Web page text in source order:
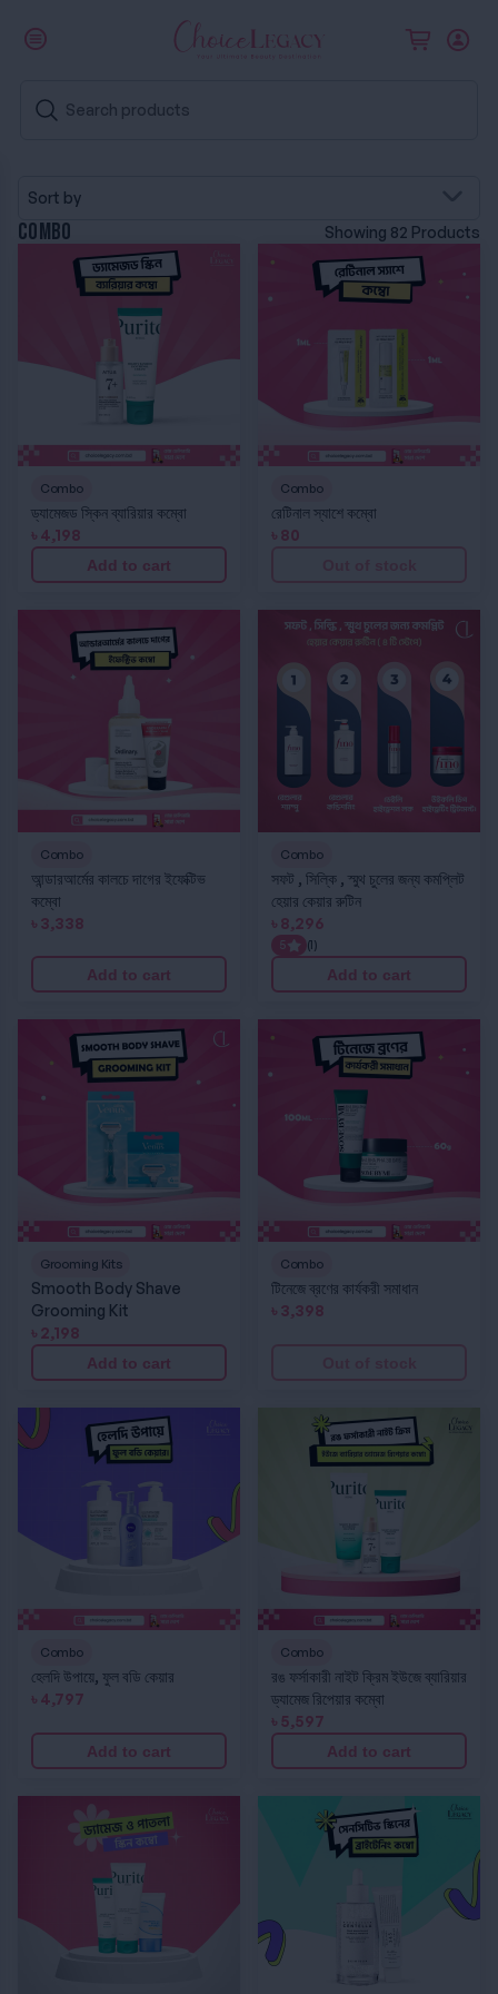
Sort by
Combo Showing 82 Products
Combo
ড্যামেজড স্কিন ব্যারিয়ার কম্বো
৳ 4,198
Add to cart
Combo
রেটিনাল স্যাশে কম্বো
৳ 80
Combo
আন্ডারআর্মের কালচে দাগের ইফেক্টিভ
কম্বো
৳ 3,338
Add to cart
Combo
সফট , সিল্কি , স্মুথ চুলের জন্য কমপ্লিট
হেয়ার কেয়ার রুটিন
৳ 8,296
5 (1)
Add to cart
সফট , সিল্কি , স্মুথ চুলের জন্য কমপ্লিট হেয়ার কেয়ার রুটিন
Grooming Kits
Smooth Body Shave
Grooming Kit
৳ 2,198
Add to cart
Smooth Body Shave Grooming Kit
Combo
টিনেজে ব্রণের কার্যকরী সমাধান
৳ 3,398
Combo
হেলদি উপায়ে, ফুল বডি কেয়ার
৳ 4,797
Add to cart
Combo
রঙ ফর্সাকারী নাইট ক্রিম ইউজে ব্যারিয়ার
ড্যামেজ রিপেয়ার কম্বো
৳ 5,597
Add to cart
রঙ ফর্সাকারী নাইট ক্রিম ইউজে ব্যারিয়ার ড্যামেজ রিপেয়ার কম্বো
ড্যামেজ ও পাতলা স্কিন কম্বো